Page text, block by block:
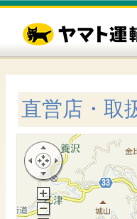
直営店・取